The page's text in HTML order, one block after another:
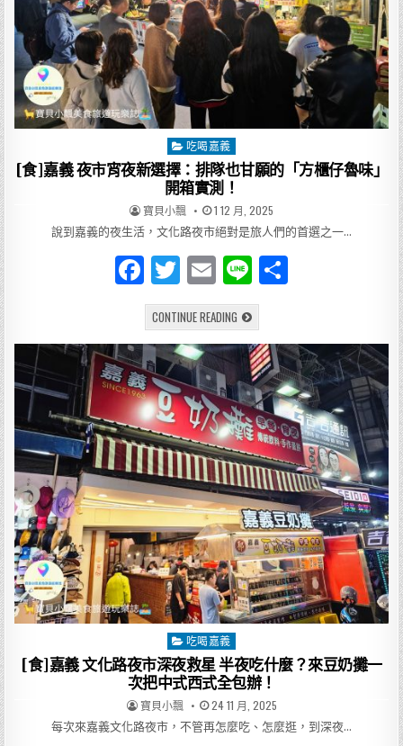
家
雞
肉
飯
開
Posted
in
吃喝嘉義
[食]嘉義 夜市宵夜新選擇：排隊也甘願的「方櫃仔魯味」
開箱實測！
AUTHOR:
寶貝小飄 PUBLISHED
DATE:
1 12 月, 2025
說到嘉義的夜生活，文化路夜市絕對是旅人們的首選之一…
F
a
c
e
b
o
o
k
T
w
it
te
r
E
m
ai
l
Li
n
e
CONTINUE READING[食]
嘉
夜
市
宵
夜
新
選
擇：
排
隊
也
甘
願
的
「方
櫃
仔
魯
味」
開
箱
實
測！
Posted
in
吃喝嘉義
[食]嘉義 文化路夜市深夜救星 半夜吃什麼？來豆奶攤一
次把中式西式全包辦！
AUTHOR:
寶貝小飄 PUBLISHED
DATE:
24 11 月, 2025
每次來嘉義文化路夜市，不管再怎麼吃、怎麼逛，到深夜…